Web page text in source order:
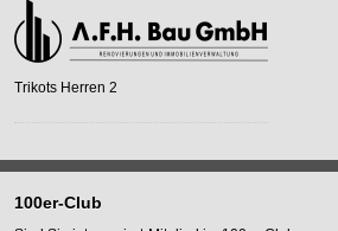
Trikots Herren 2
100er-Club